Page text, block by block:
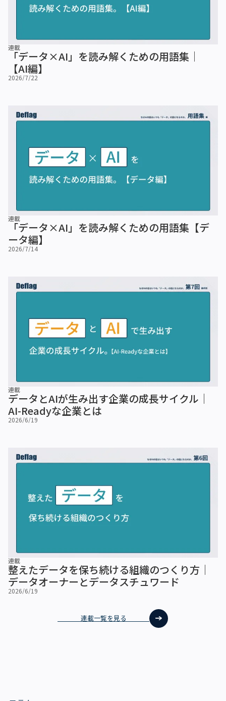
連載
「データ×AI」を読み解くための用語集｜
【AI編】
2026/7/22
連載
「データ×AI」を読み解くための用語集【デ
ータ編】
2026/7/14
連載
データとAIが生み出す企業の成長サイクル｜
AI-Readyな企業とは
2026/6/19
連載
整えたデータを保ち続ける組織のつくり方｜
データオーナーとデータスチュワード
2026/6/19
連載一覧を見る